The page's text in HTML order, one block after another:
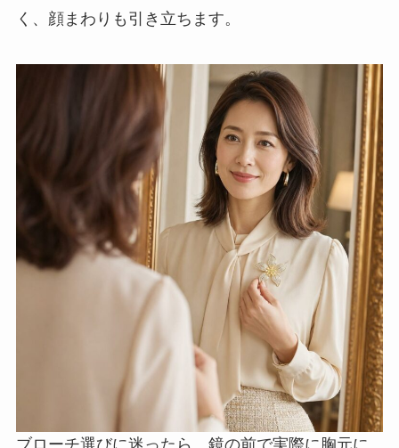
く、顔まわりも引き立ちます。
ブローチ選びに迷ったら、鏡の前で実際に胸元に